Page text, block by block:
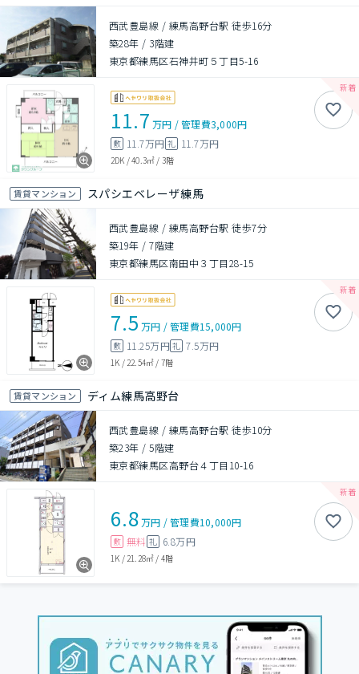
西武豊島線 / 練馬高野台駅 徒歩16分
築28年 / 3階建
東京都練馬区石神井町５丁目5-16
11.7 万円 /管理費3,000円
敷 11.7万円 礼 11.7万円
2DK /40.3㎡ / 3階
賃貸マンション スパシエベレーザ練馬
西武豊島線 / 練馬高野台駅 徒歩7分
築19年 /7階建
東京都練馬区南田中３丁目28-15
7.5 万円 /管理費15,000円
敷 11.25万円礼 7.5万円
1K /22.54㎡ / 7階
賃貸マンション ディム練馬高野台
西武豊島線 / 練馬高野台駅 徒歩10分
築23年 /5階建
東京都練馬区高野台４丁目10-16
6.8万円 /管理費10,000円
敷 無料 礼 6.8万円
1K / 21.28㎡ / 4階